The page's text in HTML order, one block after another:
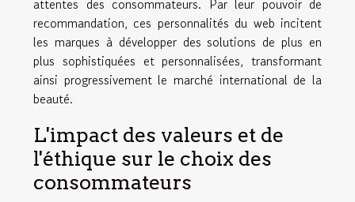
attentes des consommateurs. Par leur pouvoir de
recommandation, ces personnalités du web incitent
les marques à développer des solutions de plus en
plus sophistiquées et personnalisées, transformant
ainsi progressivement le marché international de la
beauté.
L'impact des valeurs et de
l'éthique sur le choix des
consommateurs